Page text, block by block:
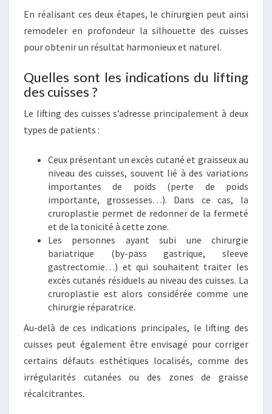
En réalisant ces deux étapes, le chirurgien peut ainsi
remodeler en profondeur la silhouette des cuisses
pour obtenir un résultat harmonieux et naturel.
Quelles sont les indications du lifting
des cuisses ?
Le lifting des cuisses s’adresse principalement à deux
types de patients :
Ceux présentant un excès cutané et graisseux au
niveau des cuisses, souvent lié à des variations
importantes de poids (perte de poids
importante, grossesses…). Dans ce cas, la
cruroplastie permet de redonner de la fermeté
et de la tonicité à cette zone.
Les personnes ayant subi une chirurgie
bariatrique (by-pass gastrique, sleeve
gastrectomie…) et qui souhaitent traiter les
excès cutanés résiduels au niveau des cuisses. La
cruroplastie est alors considérée comme une
chirurgie réparatrice.
Au-delà de ces indications principales, le lifting des
cuisses peut également être envisagé pour corriger
certains défauts esthétiques localisés, comme des
irrégularités cutanées ou des zones de graisse
récalcitrantes.